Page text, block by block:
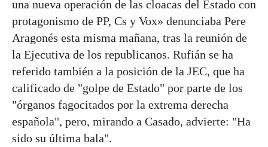
una nueva operación de las cloacas del Estado con
protagonismo de PP, Cs y Vox» denunciaba Pere
Aragonés esta misma mañana, tras la reunión de
la Ejecutiva de los republicanos. Rufián se ha
referido también a la posición de la JEC, que ha
calificado de "golpe de Estado" por parte de los
"órganos fagocitados por la extrema derecha
española", pero, mirando a Casado, advierte: "Ha
sido su última bala".